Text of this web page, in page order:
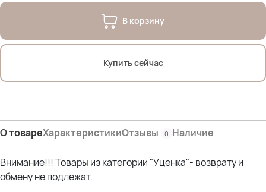
В корзину
Купить сейчас
О товареХарактеристикиОтзывы 0 Наличие
Внимание!!! Товары из категории "Уценка"- возврату и
обмену не подлежат.